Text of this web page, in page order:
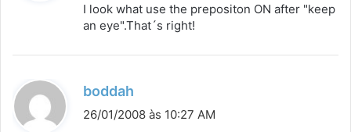
s
I look what use the prepositon ON after "keep
an eye".That´s right!
boddah
i
26/01/2008 às 10:27 AM